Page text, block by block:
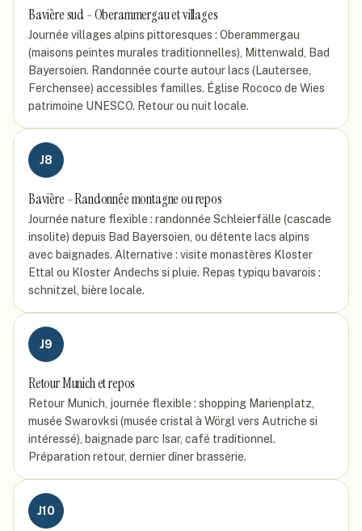
Bavière sud - Oberammergau et villages
Journée villages alpins pittoresques : Oberammergau
(maisons peintes murales traditionnelles), Mittenwald, Bad
Bayersoien. Randonnée courte autour lacs (Lautersee,
Ferchensee) accessibles familles. Église Rococo de Wies
patrimoine UNESCO. Retour ou nuit locale.
J8
Bavière - Randonnée montagne ou repos
Journée nature flexible : randonnée Schleierfälle (cascade
insolite) depuis Bad Bayersoien, ou détente lacs alpins
avec baignades. Alternative : visite monastères Kloster
Ettal ou Kloster Andechs si pluie. Repas typiqu bavarois :
schnitzel, bière locale.
J9
Retour Munich et repos
Retour Munich, journée flexible : shopping Marienplatz,
musée Swarovksi (musée cristal à Wörgl vers Autriche si
intéressé), baignade parc Isar, café traditionnel.
Préparation retour, dernier dîner brasserie.
J10